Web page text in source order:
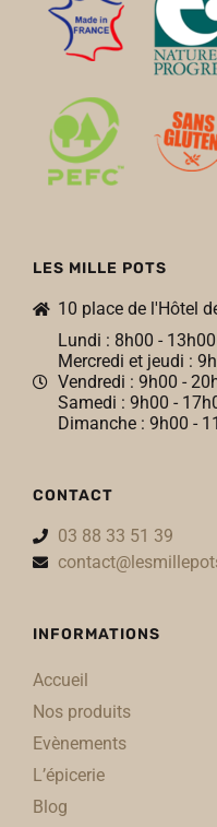
LES MILLE POTS
10 place de l'Hôtel
Lundi : 8h00 - 13h00
Mercredi et jeudi :
Vendredi : 9h00 -
Samedi : 9h00 -
Dimanche : 9h00 -
CONTACT
03 88 33 51 39
INFORMATIONS
Accueil
Nos produits
Evènements
L’épicerie
Blog